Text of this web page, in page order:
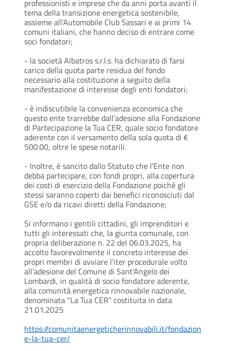
professionisti e imprese che da anni porta avanti il
tema della transizione energetica sostenibile,
assieme all’Automobile Club Sassari e ai primi 14
comuni italiani, che hanno deciso di entrare come
soci fondatori;
- la società Albatros s.r.l.s. ha dichiarato di farsi
carico della quota parte residua del fondo
necessario alla costituzione a seguito della
manifestazione di interesse degli enti fondatori;
- è indiscutibile la convenienza economica che
questo ente trarrebbe dall’adesione alla Fondazione
di Partecipazione la Tua CER, quale socio fondatore
aderente con il versamento della sola quota di €
500.00, oltre le spese notarili.
- Inoltre, è sancito dallo Statuto che l’Ente non
debba partecipare, con fondi propri, alla copertura
dei costi di esercizio della Fondazione poiché gli
stessi saranno coperti dai benefici riconosciuti dal
GSE e/o da ricavi diretti della Fondazione;
Si informano i gentili cittadini, gli imprenditori e
tutti gli interessati che, la giunta comunale, con
propria deliberazione n. 22 del 06.03.2025, ha
accolto favorevolmente il concreto interesse dei
propri membri di avviare l’iter procedurale volto
all’adesione del Comune di Sant’Angelo dei
Lombardi, in qualità di socio fondatore aderente,
alla comunità energetica rinnovabile nazionale,
denominata “La Tua CER” costituita in data
21.01.2025
https://comunitaenergeticherinnovabili.it/fondazion
e-la-tua-cer/